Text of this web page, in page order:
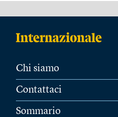
Chi siamo
Contattaci
Sommario